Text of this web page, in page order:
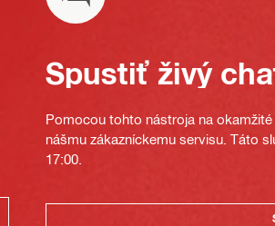
Spustiť živý
Pomocou tohto nástroja na
nášmu zákazníckemu servisu. Táto
17:00.